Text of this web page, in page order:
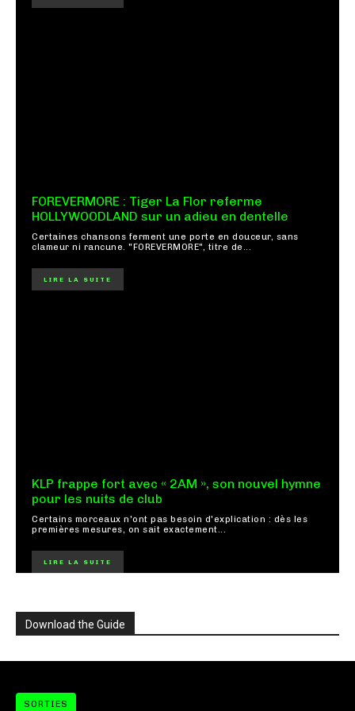
FOREVERMORE : Tiger La Flor referme
HOLLYWOODLAND sur un adieu en dentelle
Certaines chansons ferment une porte en douceur, sans
clameur ni rancune. "FOREVERMORE", titre de...
LIRE LA SUITE
KLP frappe fort avec « 2AM », son nouvel hymne
pour les nuits de club
Certains morceaux n'ont pas besoin d'explication : dès les
premières mesures, on sait exactement...
LIRE LA SUITE
Download the Guide
SORTIES